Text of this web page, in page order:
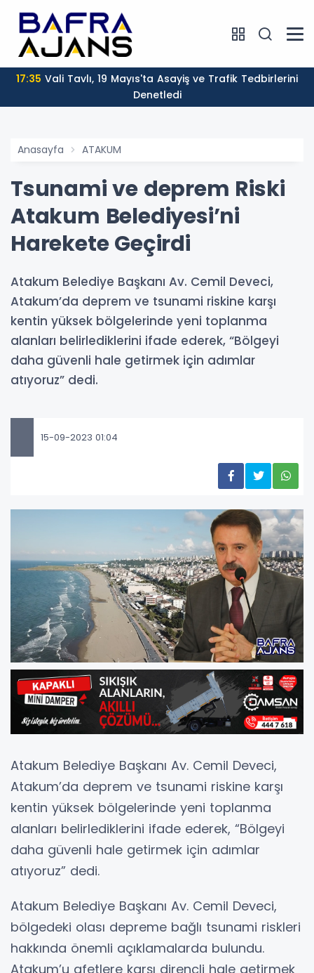
17:35
Denetledi
Anasayfa ATAKUM
Tsunami ve deprem Riski
Atakum Belediyesi’ni
Harekete Geçirdi
Atakum Belediye Başkanı Av. Cemil Deveci,
Atakum’da deprem ve tsunami riskine karşı
kentin yüksek bölgelerinde yeni toplanma
alanları belirlediklerini ifade ederek, “Bölgeyi
daha güvenli hale getirmek için adımlar
atıyoruz” dedi.
15-09-2023 01:04
Atakum Belediye Başkanı Av. Cemil Deveci,
Atakum’da deprem ve tsunami riskine karşı
kentin yüksek bölgelerinde yeni toplanma
alanları belirlediklerini ifade ederek, “Bölgeyi
daha güvenli hale getirmek için adımlar
atıyoruz” dedi.
Atakum Belediye Başkanı Av. Cemil Deveci,
bölgedeki olası depreme bağlı tsunami riskleri
hakkında önemli açıklamalarda bulundu.
Atakum’u afetlere karşı dirençli hale getirmek